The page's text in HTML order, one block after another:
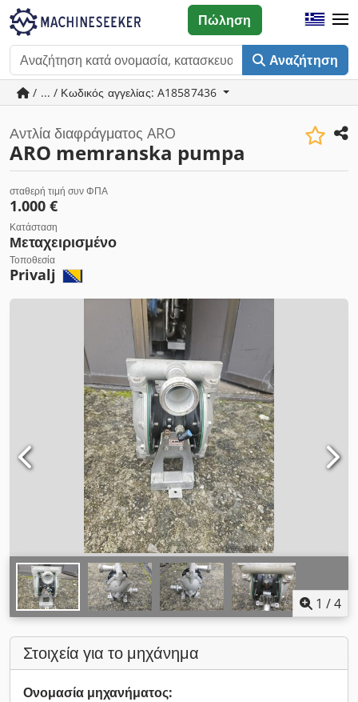
Αναζήτηση
Πώληση
/ ... / Κωδικός αγγελίας: A18587436
Αντλία διαφράγματος ARO
ARO memranska pumpa
σταθερή τιμή συν ΦΠΑ
1.000 €
Κατάσταση
Μεταχειρισμένο
Τοποθεσία
Privalj
1 /4
Στοιχεία για το μηχάνημα
Ονομασία μηχανήματος: